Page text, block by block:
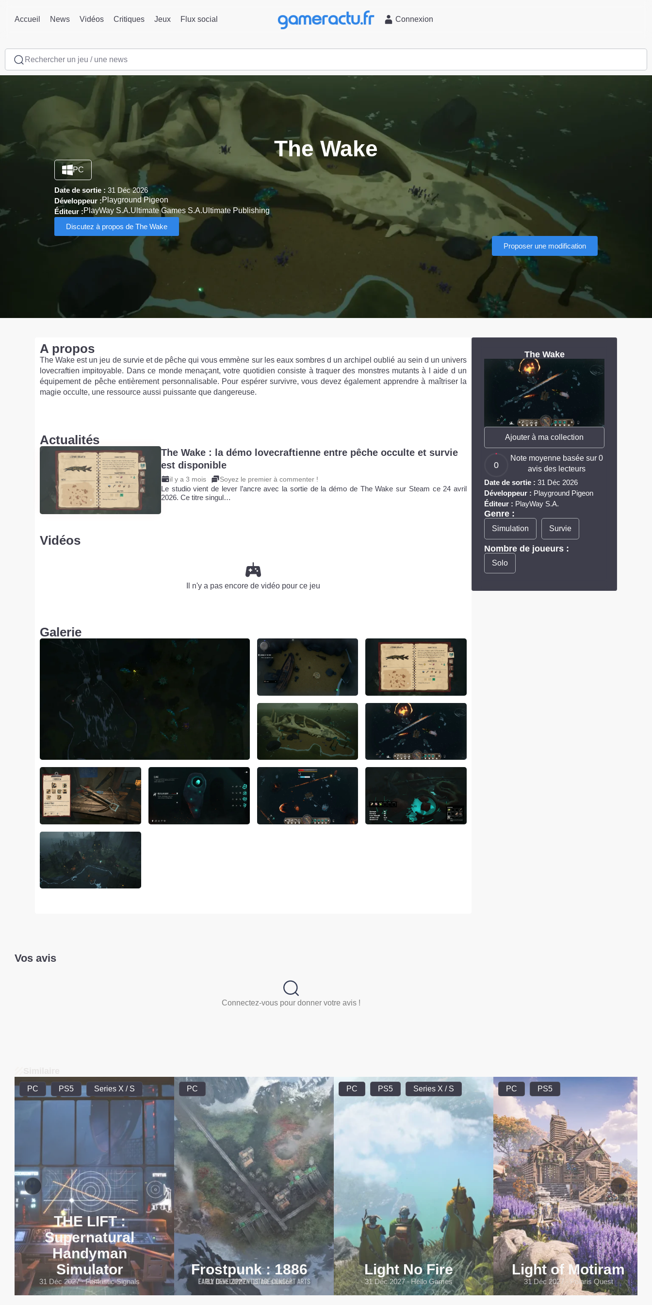
Accueil News Vidéos Critiques Jeux Flux social Connexion
Rechercher un jeu / une news
The Wake
PC
Date de sortie : 31 Déc 2026
Développeur :Playground Pigeon
Éditeur :PlayWay S.A.Ultimate Games S.A.Ultimate Publishing
Discutez à propos de The Wake
Proposer une modification
A propos
The Wake est un jeu de survie et de pêche qui vous emmène sur les eaux sombres d un archipel oublié au sein d un univers
lovecraftien impitoyable. Dans ce monde menaçant, votre quotidien consiste à traquer des monstres mutants à l aide d un
équipement de pêche entièrement personnalisable. Pour espérer survivre, vous devez également apprendre à maîtriser la
magie occulte, une ressource aussi puissante que dangereuse.
Actualités
The Wake : la démo lovecraftienne entre pêche occulte et survie
est disponible
il y a 3 mois Soyez le premier à commenter !
Le studio vient de lever l’ancre avec la sortie de la démo de The Wake sur Steam ce 24 avril
2026. Ce titre singul…
Vidéos
Il n'y a pas encore de vidéo pour ce jeu
Galerie
The Wake
Ajouter à ma collection
0
Note moyenne basée sur 0
avis des lecteurs
Date de sortie : 31 Déc 2026
Développeur : Playground Pigeon
Éditeur : PlayWay S.A.
Genre :
Simulation Survie
Nombre de joueurs :
Solo
Vos avis
Connectez-vous pour donner votre avis !
PC PS5 Series X / S
THE LIFT :
Supernatural
Handyman
Simulator
31 Déc 2027 ∙ Fantastic Signals
PC
Frostpunk : 1886
31 Déc 2027 ∙ 11 bit studios
PC PS5 Series X / S
Light No Fire
31 Déc 2027 ∙ Hello Games
PC PS5
Light of Motiram
31 Déc 2027 ∙ Polaris Quest